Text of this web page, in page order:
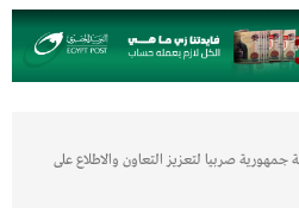
جمهورية صربيا لتعزيز التعاون والاطلاع على